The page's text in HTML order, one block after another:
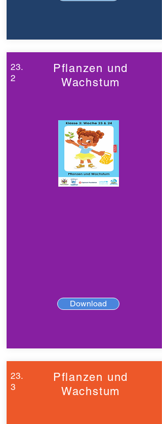
23.
2
Pflanzen und
Wachstum
Download
23.
3
Pflanzen und
Wachstum